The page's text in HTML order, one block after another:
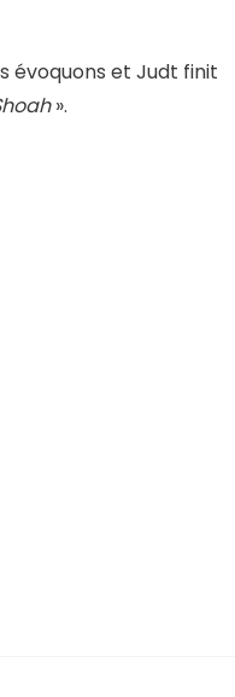
évoquons et Judt finit
».